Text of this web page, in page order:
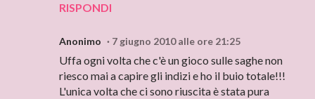
RISPONDI
Anonimo 7 giugno 2010 alle ore 21:25
Uffa ogni volta che c'è un gioco sulle saghe non
riesco mai a capire gli indizi e ho il buio totale!!!
L'unica volta che ci sono riuscita è stata pura